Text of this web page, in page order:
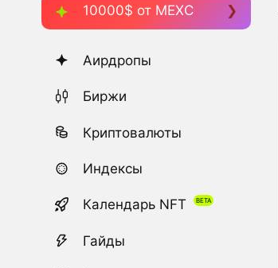
10000$ от MEXC
Аирдропы
Биржи
Криптовалюты
Индексы
Календарь NFT
Гайды